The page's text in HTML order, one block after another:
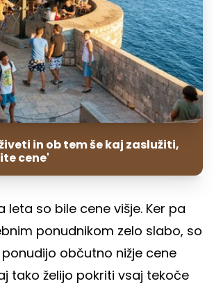
in ob tem še kaj zaslužiti,
cene'
leta so bile cene višje. Ker pa
ponudnikom zelo slabo, so
občutno nižje cene
tako želijo pokriti vsaj tekoče